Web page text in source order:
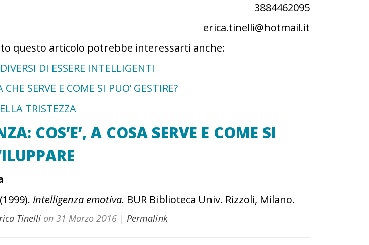
3884462095
erica.tinelli@hotmail.it
questo articolo potrebbe interessarti anche:
DI ESSERE INTELLIGENTI
SERVE E COME SI PUO’ GESTIRE?
TRISTEZZA
COS’E’, A COSA SERVE E COME SI
Intelligenza emotiva. BUR Biblioteca Univ. Rizzoli, Milano.
Tinelli on 31 Marzo 2016 | Permalink